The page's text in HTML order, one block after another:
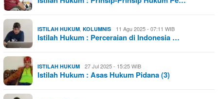
ISTILAH HUKUM, KOLUMNIS 11 Agu 2025 - 07:11 WIB
Istilah Hukum : Perceraian di Indonesia …
ISTILAH HUKUM 27 Jul 2025 - 15:25 WIB
Istilah Hukum : Asas Hukum Pidana (3)